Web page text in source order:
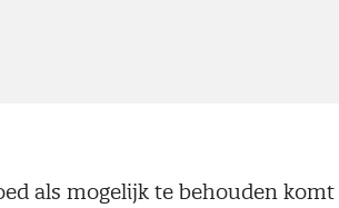
als mogelijk te behouden